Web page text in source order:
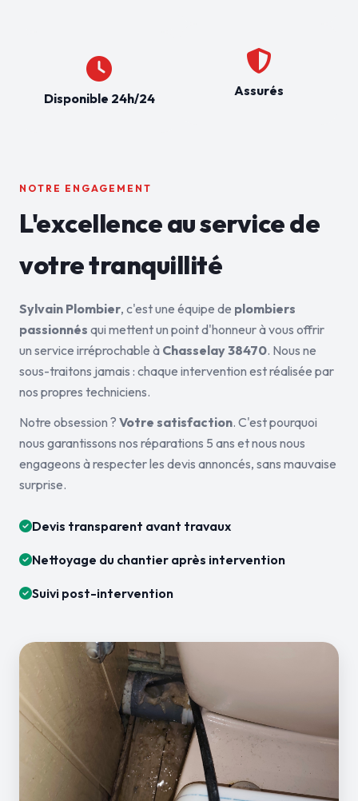
Disponible 24h/24 Assurés
NOTRE ENGAGEMENT
L'excellence au service de
votre tranquillité
Sylvain Plombier, c'est une équipe de plombiers
passionnés qui mettent un point d'honneur à vous offrir
un service irréprochable à Chasselay 38470. Nous ne
sous-traitons jamais : chaque intervention est réalisée par
nos propres techniciens.
Notre obsession ? Votre satisfaction. C'est pourquoi
nous garantissons nos réparations 5 ans et nous nous
engageons à respecter les devis annoncés, sans mauvaise
surprise.
Devis transparent avant travaux
Nettoyage du chantier après intervention
Suivi post-intervention